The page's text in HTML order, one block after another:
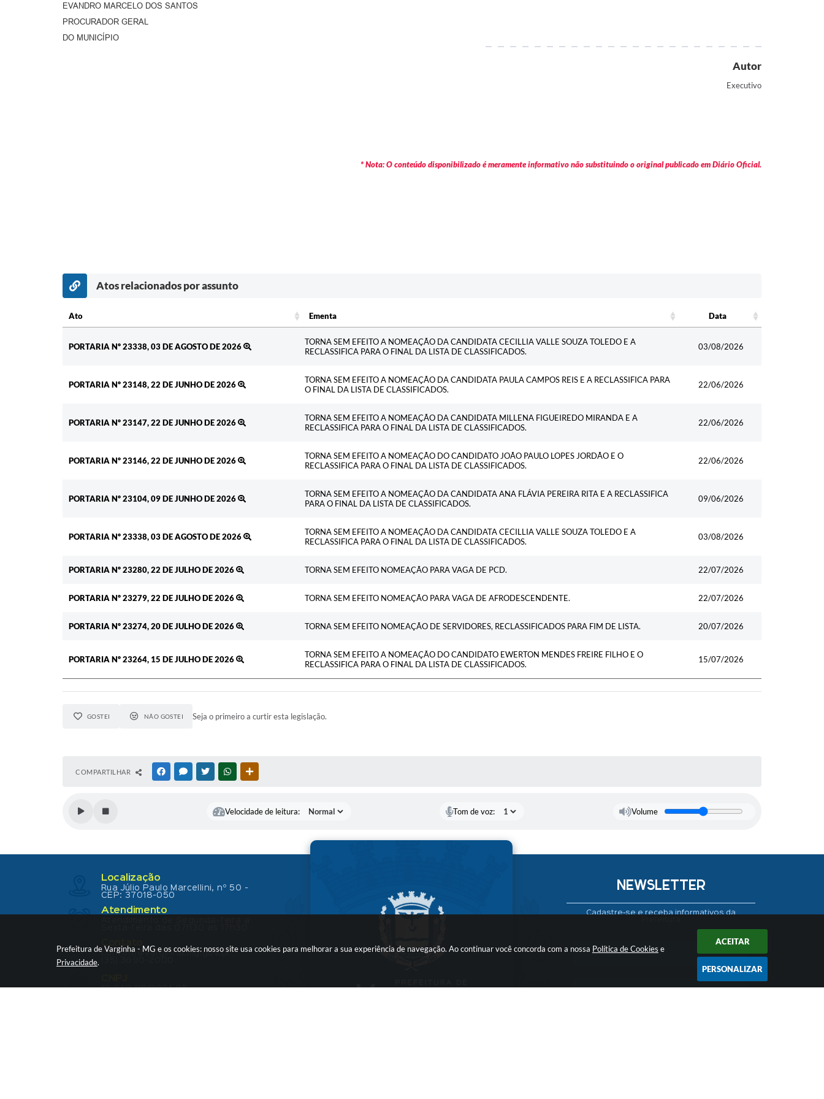
Prefeitura de Varginha - MG e os cookies: nosso site usa cookies para melhorar a sua experiência de navegação. Ao continuar você concorda com a nossa Política de Cookies e
Privacidade.
ACEITAR
PERSONALIZAR
EVANDRO MARCELO DOS SANTOS
PROCURADOR GERAL
DO MUNICÍPIO
Autor
Executivo
* Nota: O conteúdo disponibilizado é meramente informativo não substituindo o original publicado em Diário Oficial.
Atos relacionados por assunto
Ato Ementa
Data
PORTARIA Nº 23338, 03 DE AGOSTO DE 2026
TORNA SEM EFEITO A NOMEAÇÃO DA CANDIDATA CECILLIA VALLE SOUZA TOLEDO E A
RECLASSIFICA PARA O FINAL DA LISTA DE CLASSIFICADOS.
03/08/2026
PORTARIA Nº 23148, 22 DE JUNHO DE 2026
TORNA SEM EFEITO A NOMEAÇÃO DA CANDIDATA PAULA CAMPOS REIS E A RECLASSIFICA PARA
O FINAL DA LISTA DE CLASSIFICADOS.
22/06/2026
PORTARIA Nº 23147, 22 DE JUNHO DE 2026
TORNA SEM EFEITO A NOMEAÇÃO DA CANDIDATA MILLENA FIGUEIREDO MIRANDA E A
RECLASSIFICA PARA O FINAL DA LISTA DE CLASSIFICADOS.
22/06/2026
PORTARIA Nº 23146, 22 DE JUNHO DE 2026
TORNA SEM EFEITO A NOMEAÇÃO DO CANDIDATO JOÃO PAULO LOPES JORDÃO E O
RECLASSIFICA PARA O FINAL DA LISTA DE CLASSIFICADOS.
22/06/2026
PORTARIA Nº 23104, 09 DE JUNHO DE 2026
TORNA SEM EFEITO A NOMEAÇÃO DA CANDIDATA ANA FLÁVIA PEREIRA RITA E A RECLASSIFICA
PARA O FINAL DA LISTA DE CLASSIFICADOS.
09/06/2026
PORTARIA Nº 23338, 03 DE AGOSTO DE 2026
TORNA SEM EFEITO A NOMEAÇÃO DA CANDIDATA CECILLIA VALLE SOUZA TOLEDO E A
RECLASSIFICA PARA O FINAL DA LISTA DE CLASSIFICADOS.
03/08/2026
PORTARIA Nº 23280, 22 DE JULHO DE 2026 TORNA SEM EFEITO NOMEAÇÃO PARA VAGA DE PCD. 22/07/2026
PORTARIA Nº 23279, 22 DE JULHO DE 2026 TORNA SEM EFEITO NOMEAÇÃO PARA VAGA DE AFRODESCENDENTE. 22/07/2026
PORTARIA Nº 23274, 20 DE JULHO DE 2026 TORNA SEM EFEITO NOMEAÇÃO DE SERVIDORES, RECLASSIFICADOS PARA FIM DE LISTA. 20/07/2026
PORTARIA Nº 23264, 15 DE JULHO DE 2026
TORNA SEM EFEITO A NOMEAÇÃO DO CANDIDATO EWERTON MENDES FREIRE FILHO E O
RECLASSIFICA PARA O FINAL DA LISTA DE CLASSIFICADOS.
15/07/2026
GOSTEI NÃO GOSTEI Seja o primeiro a curtir esta legislação.
COMPARTILHAR FACEBOOKMESSENGER
TWITTERWHATSAPP
Velocidade de leitura: Tom de voz: Volume
Localização
Rua Júlio Paulo Marcellini, nº 50 -
CEP: 37018-050
Atendimento
contato@varginha.mg.gov.br
18.240.119/0001-05
NEWSLETTER
Cadastre-se e receba informativos da